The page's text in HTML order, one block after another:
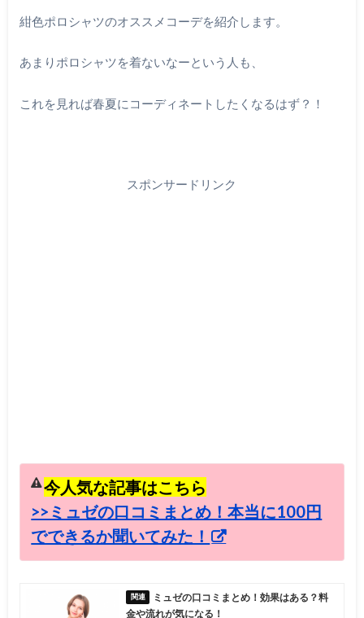
紺色ポロシャツのオススメコーデを紹介します。
あまりポロシャツを着ないなーという人も、
これを見れば春夏にコーディネートしたくなるはず？！
スポンサードリンク
今人気な記事はこちら
>>ミュゼの口コミまとめ！本当に100円
でできるか聞いてみた！
ミュゼの口コミまとめ！効果はある？料
金や流れが気になる！